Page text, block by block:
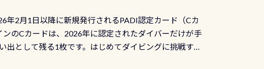
のキャンペーンを利用してみてはどうでしょうか？
、上記の水検査料5,500円がなんと無料になります！
水検査も出しましょう！そし続きを読む
日本三大清流(四万十川、柿田川)の１つに数えられ
り、美濃を経て伊勢湾に流れます1985年には環境省
川で選ばれた清流です川にしては珍しく、水深が深い
のエントリーエキジットは正に大自然の中でのダイビ
年2月1日以降に新規発行されるPADI認定カード（Cカ
のCカードは、2026年に認定されたダイバーだけが手
として残る1枚です。はじめてダイビングに挑戦する